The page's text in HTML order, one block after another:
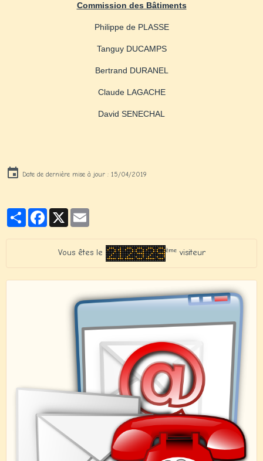
Commission des Bâtiments
Philippe de PLASSE
Tanguy DUCAMPS
Bertrand DURANEL
Claude LAGACHE
David SENECHAL
Date de dernière mise à jour : 15/04/2019
PartagerFacebook
X
Vous êtes le èmevisiteur